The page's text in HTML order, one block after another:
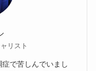
リスト
で苦しんでいまし